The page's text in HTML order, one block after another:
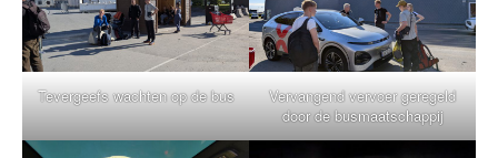
Tevergeefs wachten op de bus
Vervangend vervoer geregeld
door de busmaatschappij